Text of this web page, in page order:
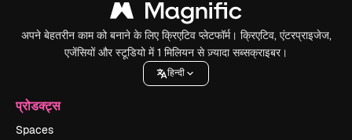
अपने बेहतरीन काम को बनाने के लिए क्रिएटिव प्लेटफॉर्म। क्रिएटिव, एंटरप्राइजेज,
एजेंसियों और स्टूडियो में 1 मिलियन से ज़्यादा सब्सक्राइबर।
हिन्दी
प्रोडक्ट्स
Spaces